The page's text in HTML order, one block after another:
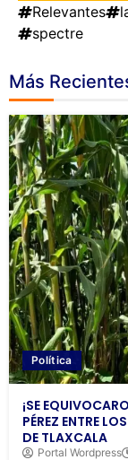
Relevantes
spectre
Más
Política
¡SE
PÉREZ ENTRE
DE TLAXCALA
Portal Wordpress